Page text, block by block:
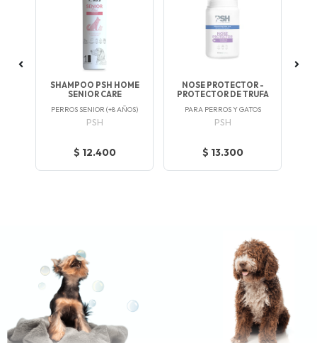
SHAMPOO PSH HOME
SENIOR CARE
PERROS SENIOR (+8 AÑOS)
PSH
$ 12.400
NOSE PROTECTOR -
PROTECTOR DE TRUFA
PARA PERROS Y GATOS
PSH
$ 13.300